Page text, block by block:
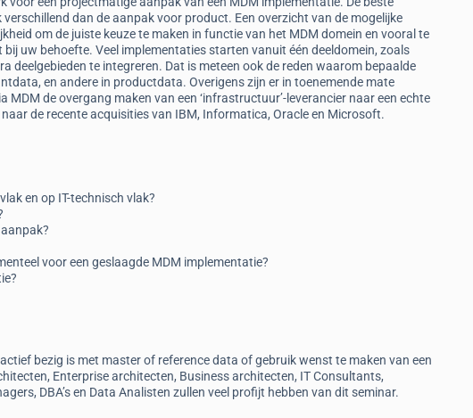
dan de aanpak voor product. Een overzicht van de mogelijke
om de juiste keuze te maken in functie van het MDM domein en vooral te
uw behoefte. Veel implementaties starten vanuit één deeldomein, zoals
deelgebieden te integreren. Dat is meteen ook de reden waarom bepaalde
en andere in productdata. Overigens zijn er in toenemende mate
MDM de overgang maken van een ‘infrastructuur’-leverancier naar een echte
de recente acquisities van IBM, Informatica, Oracle en Microsoft.
en op IT-technisch vlak?
voor een geslaagde MDM implementatie?
bezig is met master of reference data of gebruik wenst te maken van een
Enterprise architecten, Business architecten, IT Consultants,
DBA’s en Data Analisten zullen veel profijt hebben van dit seminar.